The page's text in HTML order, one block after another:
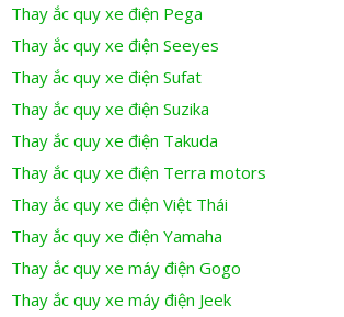
Thay ắc quy xe điện Pega
Thay ắc quy xe điện Seeyes
Thay ắc quy xe điện Sufat
Thay ắc quy xe điện Suzika
Thay ắc quy xe điện Takuda
Thay ắc quy xe điện Terra motors
Thay ắc quy xe điện Việt Thái
Thay ắc quy xe điện Yamaha
Thay ắc quy xe máy điện Gogo
Thay ắc quy xe máy điện Jeek